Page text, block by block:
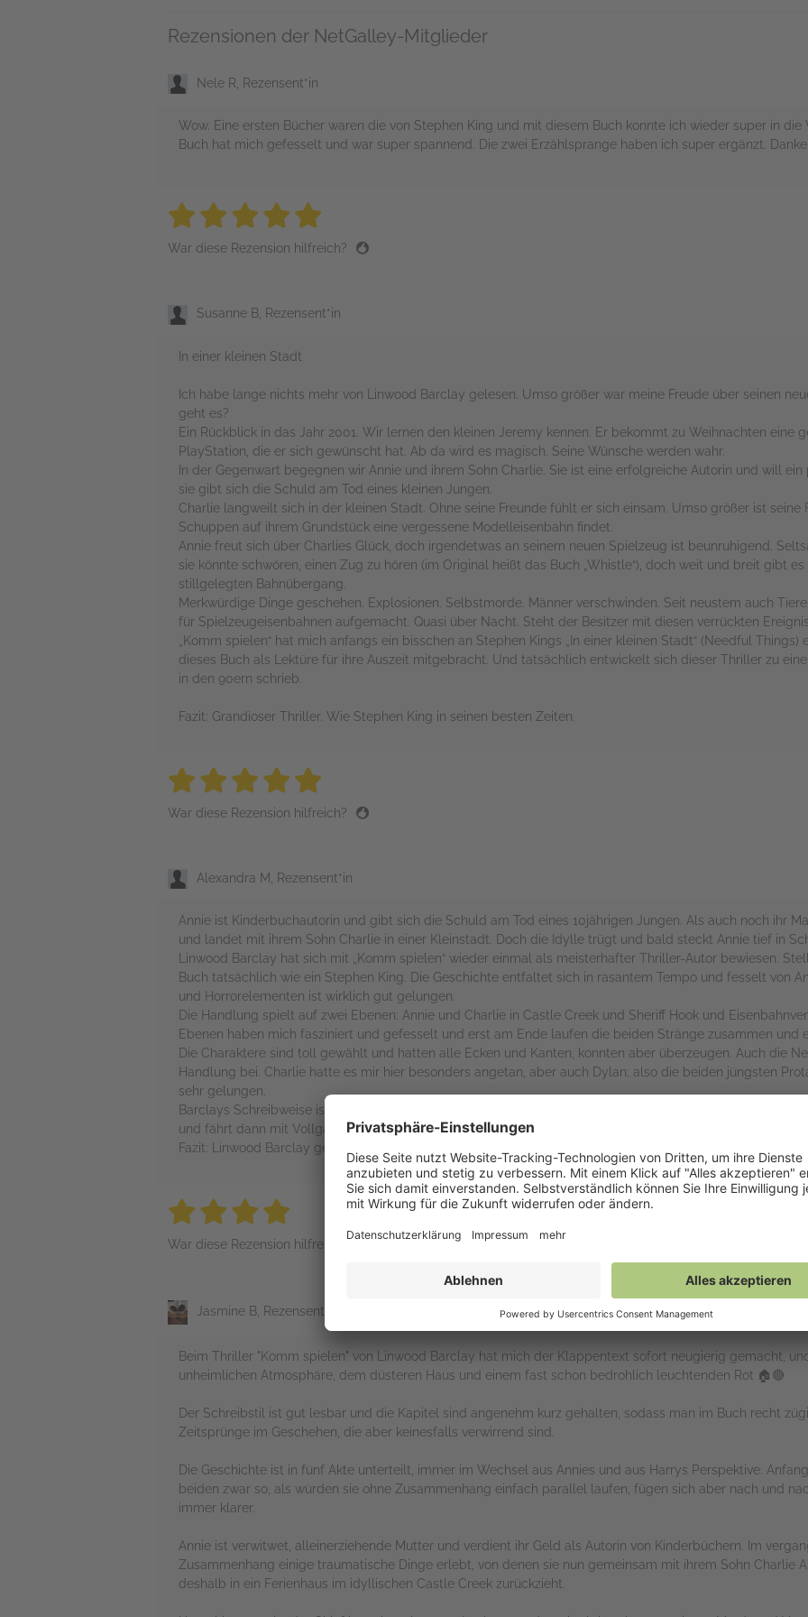
Rezensionen der NetGalley-Mitglieder
Nele R, Rezensent*in
Wow. Eine ersten Bücher waren die von Stephen King und mit diesem Buch konnte ich wieder super in
Buch hat mich gefesselt und war super spannend. Die zwei Erzählsprange haben ich super ergänzt.
5 stars
5 stars
5 stars
5 stars
War diese Rezension hilfreich?
Susanne B, Rezensent*in
In einer kleinen Stadt
Ich habe lange nichts mehr von Linwood Barclay gelesen. Umso größer war meine Freude über seinen
geht es?
Ein Rückblick in das Jahr 2001. Wir lernen den kleinen Jeremy kennen. Er bekommt zu Weihnachten eine
PlayStation, die er sich gewünscht hat. Ab da wird es magisch. Seine Wünsche werden wahr.
In der Gegenwart begegnen wir Annie und ihrem Sohn Charlie. Sie ist eine erfolgreiche Autorin und will
sie gibt sich die Schuld am Tod eines kleinen Jungen.
Charlie langweilt sich in der kleinen Stadt. Ohne seine Freunde fühlt er sich einsam. Umso größer ist seine
Schuppen auf ihrem Grundstück eine vergessene Modelleisenbahn findet.
Annie freut sich über Charlies Glück, doch irgendetwas an seinem neuen Spielzeug ist beunruhigend.
sie könnte schwören, einen Zug zu hören (im Original heißt das Buch „Whistle“), doch weit und breit gibt
stillgelegten Bahnübergang.
Merkwürdige Dinge geschehen. Explosionen. Selbstmorde. Männer verschwinden. Seit neustem auch
für Spielzeugeisenbahnen aufgemacht. Quasi über Nacht. Steht der Besitzer mit diesen verrückten
„Komm spielen“ hat mich anfangs ein bisschen an Stephen Kings „In einer kleinen Stadt“ (Needful
dieses Buch als Lektüre für ihre Auszeit mitgebracht. Und tatsächlich entwickelt sich dieser Thriller zu
in den 90ern schrieb.
Fazit: Grandioser Thriller. Wie Stephen King in seinen besten Zeiten.
5 stars
5 stars
5 stars
5 stars
War diese Rezension hilfreich?
Alexandra M, Rezensent*in
Annie ist Kinderbuchautorin und gibt sich die Schuld am Tod eines 10jährigen Jungen. Als auch noch ihr
und landet mit ihrem Sohn Charlie in einer Kleinstadt. Doch die Idylle trügt und bald steckt Annie tief in
Linwood Barclay hat sich mit „Komm spielen“ wieder einmal als meisterhafter Thriller-Autor bewiesen.
Buch tatsächlich wie ein Stephen King. Die Geschichte entfaltet sich in rasantem Tempo und fesselt von
und Horrorelementen ist wirklich gut gelungen.
Die Handlung spielt auf zwei Ebenen: Annie und Charlie in Castle Creek und Sheriff Hook und
Ebenen haben mich fasziniert und gefesselt und erst am Ende laufen die beiden Stränge zusammen und
Die Charaktere sind toll gewählt und hatten alle Ecken und Kanten, konnten aber überzeugen. Auch die
Handlung bei. Charlie hatte es mir hier besonders angetan, aber auch Dylan; also die beiden jüngsten
sehr gelungen.
Barclays Schreibweise ist unaufgeregt, aber – oder gerade deshalb – sehr mitreißend. Er lässt sich
und fährt dann mit Vollgas ins Finale.
Fazit: Linwood Barclay geht andere Wege – und die funktionieren.
4 stars
4 stars
4 stars
4 stars
4 stars
War diese Rezension hilfreich?
Jasmine B, Rezensent*in
Beim Thriller "Komm spielen" von Linwood Barclay hat mich der Klappentext sofort neugierig gemacht,
unheimlichen Atmosphäre, dem düsteren Haus und einem fast schon bedrohlich leuchtenden Rot 🏠🔴
Der Schreibstil ist gut lesbar und die Kapitel sind angenehm kurz gehalten, sodass man im Buch recht
Zeitsprünge im Geschehen, die aber keinesfalls verwirrend sind.
Die Geschichte ist in fünf Akte unterteilt, immer im Wechsel aus Annies und aus Harrys Perspektive.
beiden zwar so, als würden sie ohne Zusammenhang einfach parallel laufen, fügen sich aber nach und
immer klarer.
Annie ist verwitwet, alleinerziehende Mutter und verdient ihr Geld als Autorin von Kinderbüchern. Im
Zusammenhang einige traumatische Dinge erlebt, von denen sie nun gemeinsam mit ihrem Sohn Charlie
deshalb in ein Ferienhaus im idyllischen Castle Creek zurückzieht.